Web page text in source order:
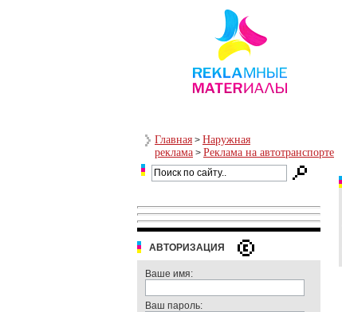
Главная > Наружная
реклама > Реклама на автотранспорте
АВТОРИЗАЦИЯ
Ваше имя:
Ваш пароль: